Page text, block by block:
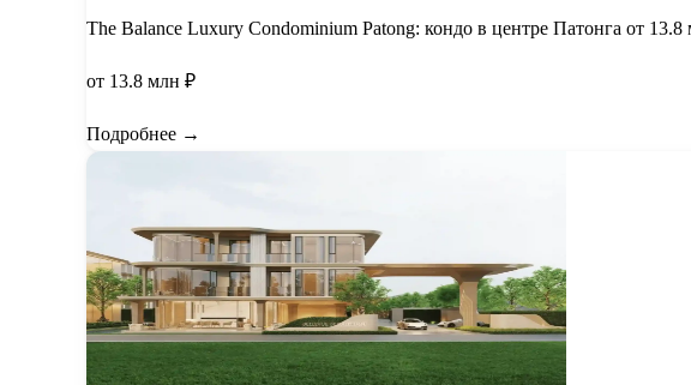
The Balance Luxury Condominium Patong: кондо в центре Патонга от
от 13.8 млн ₽
Подробнее →